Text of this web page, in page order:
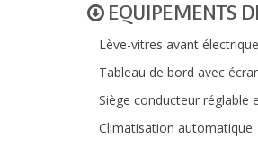
EQUIPEMENTS
Lève-vitres avant
Tableau de bord avec
Siège conducteur réglable
Climatisation automatique